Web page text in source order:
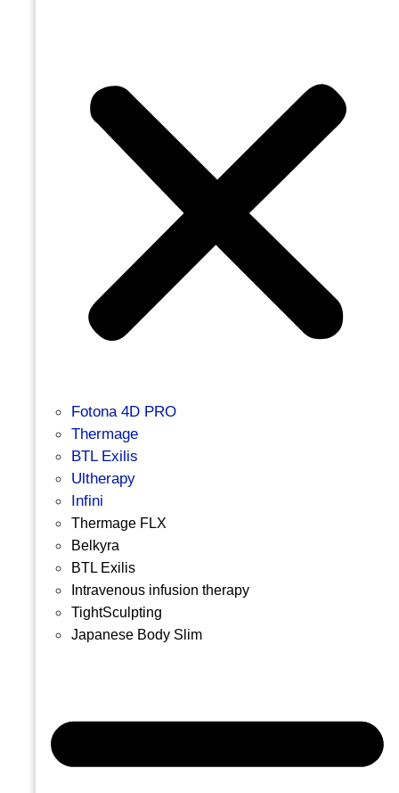
Fotona 4D PRO
Thermage
BTL Exilis
Ultherapy
Infini
Thermage FLX
Belkyra
BTL Exilis
Intravenous infusion therapy
TightSculpting
Japanese Body Slim